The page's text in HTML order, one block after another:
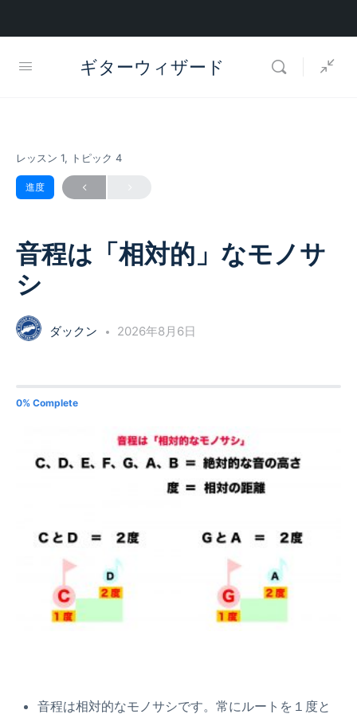
ギターウィザード
レッスン 1, トピック 4
進度
音程は「相対的」なモノサ
シ
ダックン 2026年8月6日
0% Complete
音程は相対的なモノサシです。常にルートを１度と